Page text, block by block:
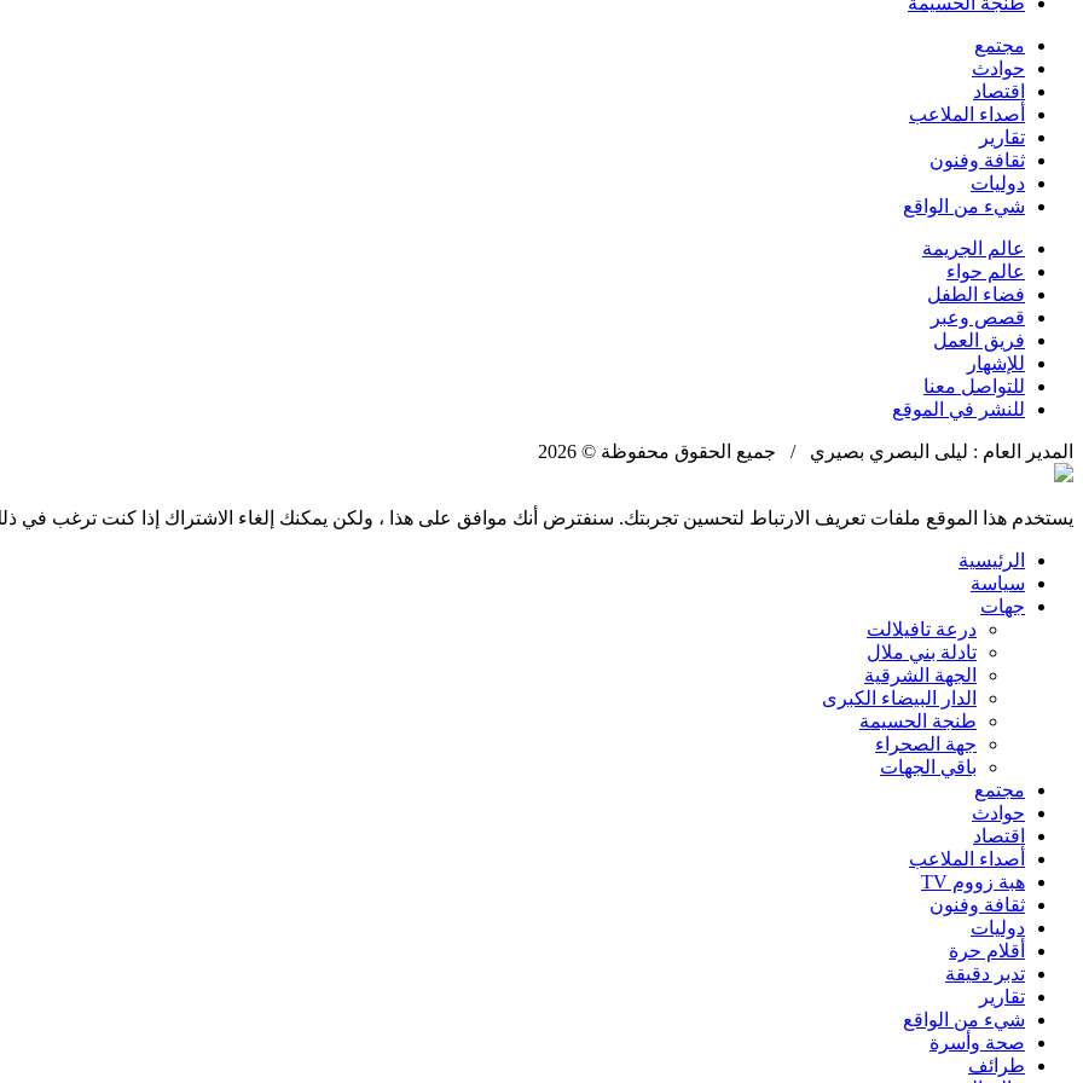
مجتمع
حوادث
اقتصاد
أصداء الملاعب
تقارير
ثقافة وفنون
دوليات
شيء من الواقع
عالم الجريمة
عالم حواء
فضاء الطفل
قصص وعبر
فريق العمل
للإشهار
للتواصل معنا
للنشر في الموقع
المدير العام : ليلى البصري بصيري / جميع الحقوق محفوظة © 2026
يستخدم هذا الموقع ملفات تعريف الارتباط لتحسين تجربتك. سنفترض أنك موافق على هذا ، ولكن يمكنك إلغاء الاشتراك إذا كنت ترغب في
الرئيسية
سياسة
جهات
درعة تافيلالت
تادلة بني ملال
الجهة الشرقية
الدار البيضاء الكبرى
طنجة الحسيمة
جهة الصحراء
باقي الجهات
مجتمع
حوادث
اقتصاد
أصداء الملاعب
هبة زووم TV
ثقافة وفنون
دوليات
أقلام حرة
تدبر دقيقة
تقارير
شيء من الواقع
صحة وأسرة
طرائف